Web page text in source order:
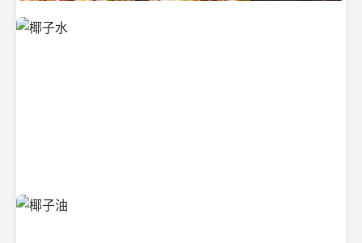
新鲜采摘的椰子
清凉解渴的椰子水